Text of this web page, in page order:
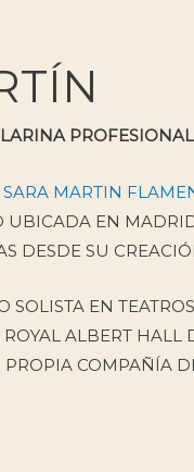
PROFESIONAL
SARA MARTIN
UBICADA EN
DESDE SU
EN
ALBERT HALL
COMPAÑÍA